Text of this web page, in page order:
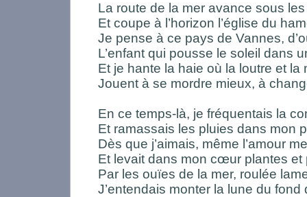
La route de la mer avance sous
Et coupe à l’horizon l’église du
Je pense à ce pays de Vannes,
L’enfant qui pousse le soleil dans
Et je hante la haie où la loutre et la
Jouent à se mordre mieux, à
En ce temps-là, je fréquentais la
Et ramassais les pluies dans mon
Dès que j’aimais, même l’amour
Et levait dans mon cœur plantes et
Par les ouïes de la mer, roulée
J’entendais monter la lune du fond